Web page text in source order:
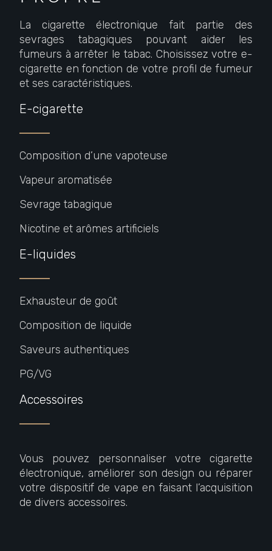
La cigarette électronique fait partie des
sevrages tabagiques pouvant aider les
fumeurs à arrêter le tabac. Choisissez votre e-
cigarette en fonction de votre profil de fumeur
et ses caractéristiques.
E-cigarette
Composition d’une vapoteuse
Vapeur aromatisée
Sevrage tabagique
Nicotine et arômes artificiels
E-liquides
Exhausteur de goût
Composition de liquide
Saveurs authentiques
PG/VG
Accessoires
Vous pouvez personnaliser votre cigarette
électronique, améliorer son design ou réparer
votre dispositif de vape en faisant l’acquisition
de divers accessoires.